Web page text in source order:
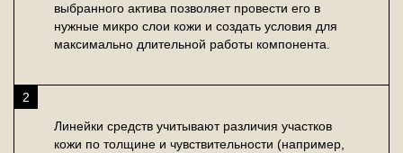
выбранного актива позволяет провести его в
нужные микро слои кожи и создать условия для
максимально длительной работы компонента.
2
Линейки средств учитывают различия участков
кожи по толщине и чувствительности (например,